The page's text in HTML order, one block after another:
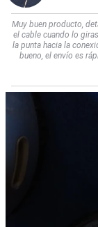
Muy buen producto,
el cable cuando lo
la punta hacia la
bueno, el envío es